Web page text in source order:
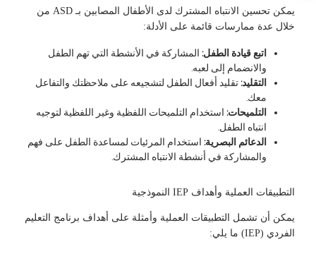
يمكن تحسين الانتباه المشترك لدى الأطفال المصابين بـ ASD من
خلال عدة ممارسات قائمة على الأدلة:
اتبع قيادة الطفل: المشاركة في الأنشطة التي تهم الطفل
والانضمام إلى لعبه.
التقليد: تقليد أفعال الطفل لتشجيعه على ملاحظتك والتفاعل
معك.
التلميحات: استخدام التلميحات اللفظية وغير اللفظية لتوجيه
انتباه الطفل.
الدعائم البصرية: استخدام المرئيات لمساعدة الطفل على فهم
والمشاركة في أنشطة الانتباه المشترك.
التطبيقات العملية وأهداف IEP النموذجية
يمكن أن تشمل التطبيقات العملية وأمثلة على أهداف برنامج التعليم
الفردي (IEP) ما يلي: